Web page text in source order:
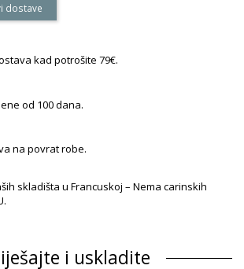
dostave
kad potrošite 79€.
od 100 dana.
na povrat robe.
skladišta u Francuskoj – Nema carinskih
i uskladite